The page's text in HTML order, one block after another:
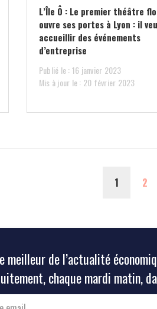
L’Île Ô : Le premier théâtre
ouvre ses portes à Lyon : il
accueillir des événements
d’entreprise
Publié le : 16 janvier 2023
Mis à jour le : 20 février 2023
1 2
meilleur de l’actualité
chaque mardi matin,